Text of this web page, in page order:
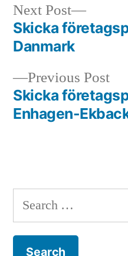
Post
navigation
Previous Post
Skicka
Enhagen-
Next Post
Next
post:
Skicka
Danmark
Search
for: